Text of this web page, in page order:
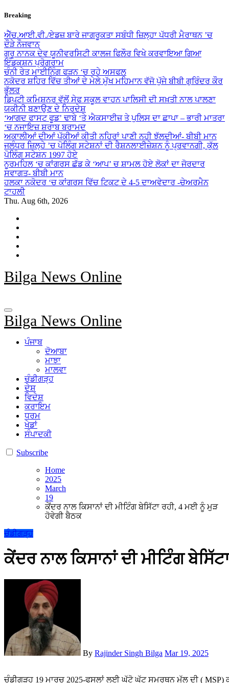
Skip
content
Breaking
ਐੱਚ.ਆਈ.ਵੀ./ਏਡਜ਼ ਬਾਰੇ ਜਾਗਰੂਕਤਾ ਸਬੰਧੀ ਜ਼ਿਲ੍ਹਾ ਪੱਧਰੀ ਮੈਰਾਥਨ ’ਚ
ਦੌੜੇ ਨੌਜਵਾਨ
ਗੁਰੂ ਨਾਨਕ ਦੇਵ ਯੂਨੀਵਰਸਿਟੀ ਕਾਲਜ ਫਿਲੌਰ ਵਿਖੇ ਕਰਵਾਇਆ ਗਿਆ
ਇੰਡਕਸ਼ਨ ਪ੍ਰੋਗਰਾਮ
ਚੰਨੀ ਰੇਤ ਮਾਈਨਿੰਗ ਫੜਨ ‘ਚ ਰਹੇ ਅਸਫਲ
ਨਕੋਦਰ ਸ਼ਹਿਰ ਵਿੱਚ ਤੀਆਂ ਦੇ ਮੇਲੇ ਮੁੱਖ ਮਹਿਮਾਨ ਵੱਜੋ ਪੁੱਜੇ ਬੀਬੀ ਗੁਰਿੰਦਰ ਕੌਰ
ਭੁੱਲਰ
ਡਿਪਟੀ ਕਮਿਸ਼ਨਰ ਵੱਲੋਂ ਸੇਫ ਸਕੂਲ ਵਾਹਨ ਪਾਲਿਸੀ ਦੀ ਸਖ਼ਤੀ ਨਾਲ ਪਾਲਣਾ
ਯਕੀਨੀ ਬਣਾਉਣ ਦੇ ਨਿਰਦੇਸ਼
‘ਆਗਦ ਫਾਸਟ ਫੂਡ’ ਢਾਬੇ ‘ਤੇ ਐਕਸਾਈਜ਼ ਤੇ ਪੁਲਿਸ ਦਾ ਛਾਪਾ – ਭਾਰੀ ਮਾਤਰਾ
‘ਚ ਨਜਾਇਜ਼ ਸ਼ਰਾਬ ਬਰਾਮਦ
ਅਕਾਲੀਆਂ ਦੀਆਂ ਪੱਕੀਆਂ ਕੀਤੀ ਨਹਿਰਾਂ ਪਾਣੀ ਨਹੀ ਝੱਲਦੀਆਂ- ਬੀਬੀ ਮਾਨ
ਜਲੰਧਰ ਜ਼ਿਲ੍ਹੇ ’ਚ ਪੋਲਿੰਗ ਸਟੇਸ਼ਨਾਂ ਦੀ ਰੈਸ਼ਨਲਾਈਜ਼ੇਸ਼ਨ ਨੂੰ ਪ੍ਰਵਾਨਗੀ, ਕੁੱਲ
ਪੋਲਿੰਗ ਸਟੇਸ਼ਨ 1997 ਹੋਏ
ਨੂਰਮਹਿਲ ‘ਚ ਕਾਂਗਰਸ ਛੱਡ ਕੇ ‘ਆਪ’ ਚ ਸ਼ਾਮਲ ਹੋਏ ਲੋਕਾਂ ਦਾ ਜੋਰਦਾਰ
ਸਵਾਗਤ- ਬੀਬੀ ਮਾਨ
ਹਲਕਾ ਨਕੋਦਰ ‘ਚ ਕਾਂਗਰਸ ਵਿੱਚ ਟਿਕਟ ਦੇ 4-5 ਦਾਅਵੇਦਾਰ -ਚੇਅਰਮੈਨ
ਟਾਹਲੀ
Thu. Aug 6th, 2026
Bilga News Online
Bilga News Online
ਪੰਜਾਬ
ਦੋਆਬਾ
ਮਾਝਾ
ਮਾਲਵਾ
ਚੰਡੀਗੜ੍ਹ
ਦੇਸ਼
ਵਿਦੇਸ਼
ਕਰਾਇਮ
ਧਰਮ
ਖੇਡਾਂ
ਸੰਪਾਦਕੀ
Subscribe
Home
2025
March
19
ਕੇਂਦਰ ਨਾਲ ਕਿਸਾਨਾਂ ਦੀ ਮੀਟਿੰਗ ਬੇਸਿੱਟਾ ਰਹੀ, 4 ਮਈ ਨੂੰ ਮੁੜ
ਹੋਵੇਗੀ ਬੈਠਕ
ਚੰਡੀਗੜ੍ਹ
ਕੇਂਦਰ ਨਾਲ ਕਿਸਾਨਾਂ ਦੀ ਮੀਟਿੰਗ
By Rajinder Singh Bilga Mar 19, 2025
ਚੰਡੀਗੜ੍ਹ 19 ਮਾਰਚ 2025-ਫਸਲਾਂ ਲਈ ਘੱਟੋ ਘੱਟ ਸਮਰਥਨ ਮੁੱਲ ਦੀ ( MSP) ਕਾਨੂੰਨੀ ਗਾਰੰਟੀ ਸਮੇਤ ਆਪਣੀਆਂ ਵੱਖ-ਵੱਖ ਮੰਗਾਂ ਤੇ ਚਰਚਾ ਲਈ